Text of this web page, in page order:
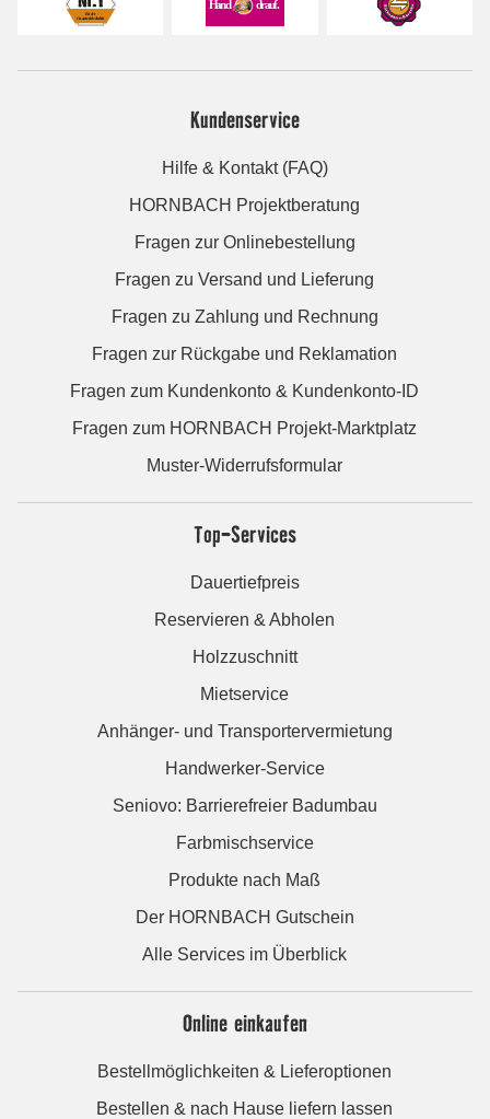
Kundenservice
Hilfe & Kontakt (FAQ)
HORNBACH Projektberatung
Fragen zur Onlinebestellung
Fragen zu Versand und Lieferung
Fragen zu Zahlung und Rechnung
Fragen zur Rückgabe und Reklamation
Fragen zum Kundenkonto & Kundenkonto-ID
Fragen zum HORNBACH Projekt-Marktplatz
Muster-Widerrufsformular
Top-Services
Dauertiefpreis
Reservieren & Abholen
Holzzuschnitt
Mietservice
Anhänger- und Transportervermietung
Handwerker-Service
Seniovo: Barrierefreier Badumbau
Farbmischservice
Produkte nach Maß
Der HORNBACH Gutschein
Alle Services im Überblick
Online einkaufen
Bestellmöglichkeiten & Lieferoptionen
Bestellen & nach Hause liefern lassen